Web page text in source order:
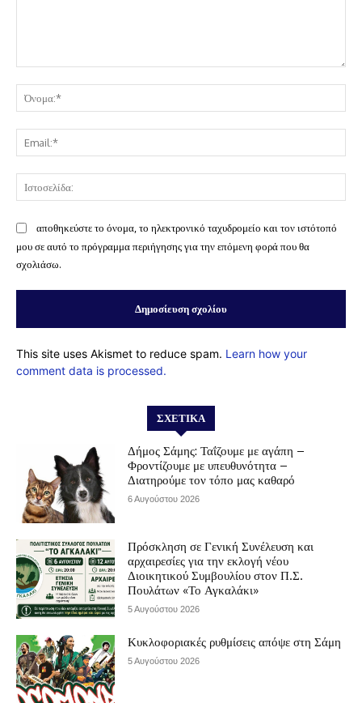
αποθηκεύστε το όνομα, το ηλεκτρονικό ταχυδρομείο και τον ιστότοπό
μου σε αυτό το πρόγραμμα περιήγησης για την επόμενη φορά που θα
σχολιάσω.
This site uses Akismet to reduce spam. Learn how your
comment data is processed.
ΣΧΕΤΙΚΆ
Δήμος Σάμης: Ταΐζουμε με αγάπη –
Φροντίζουμε με υπευθυνότητα –
Διατηρούμε τον τόπο μας καθαρό
6 Αυγούστου 2026
Πρόσκληση σε Γενική Συνέλευση και
αρχαιρεσίες για την εκλογή νέου
Διοικητικού Συμβουλίου στον Π.Σ.
Πουλάτων «Το Αγκαλάκι»
5 Αυγούστου 2026
Κυκλοφοριακές ρυθμίσεις απόψε στη Σάμη
5 Αυγούστου 2026